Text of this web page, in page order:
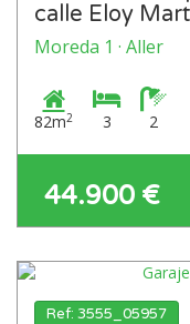
calle Eloy
Moreda 1 · Aller
82m2 3 2
44.900 €
Ref: 3555_05957